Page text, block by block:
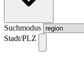
Suchmodus
Stadt/PLZ